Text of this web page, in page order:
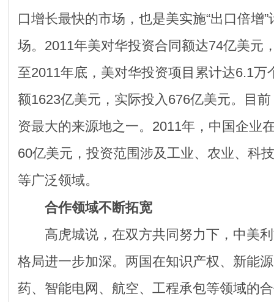
口增长最快的市场，也是美实施“出口倍增
场。2011年美对华投资合同额达74亿美元
至2011年底，美对华投资项目累计达6.1万
额1623亿美元，实际投入676亿美元。目
资最大的来源地之一。2011年，中国企业
60亿美元，投资范围涉及工业、农业、科
等广泛领域。
合作领域不断拓宽
高虎城说，在双方共同努力下，中美利
格局进一步加深。两国在知识产权、新能
药、智能电网、航空、工程承包等领域的